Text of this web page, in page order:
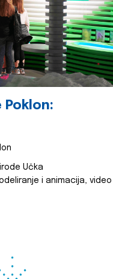
Učka
i animacija, video